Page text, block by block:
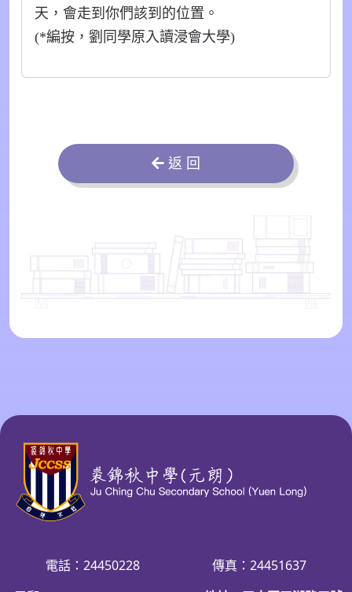
天，會走到你們該到的位置。
(*編按，劉同學原入讀浸會大學)
返 回
電話：24450228
傳真：24451637